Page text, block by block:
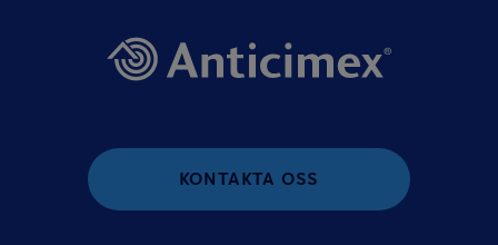
KONTAKTA OSS